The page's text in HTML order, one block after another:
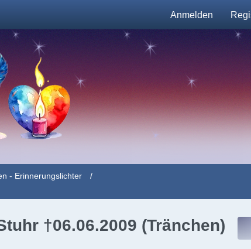
Anmelden
- Erinnerungslichter
†06.06.2009 (Tränchen)